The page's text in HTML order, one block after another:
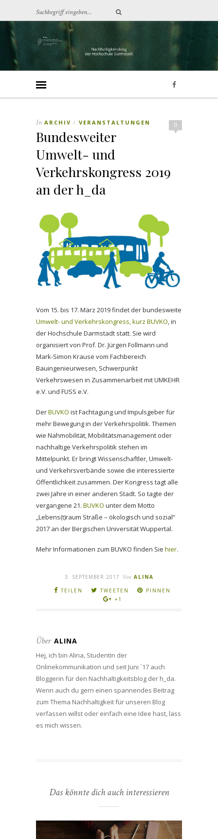
0
In ARCHIV / VERANSTALTUNGEN
Bundesweiter
Umwelt- und
Verkehrskongress 2019
an der h_da
Vom 15. bis 17. März 2019 findet der bundesweite
Umwelt- und Verkehrskongress, kurz BUVKO, in
der Hochschule Darmstadt statt. Sie wird
organisiert von Prof. Dr. Jürgen Follmann und
Mark-Simon Krause vom Fachbereich
Bauingenieurwesen, Schwerpunkt
Verkehrswesen in Zusammenarbeit mit UMKEHR
e.V. und FUSS e.V.
DerBUVKO ist Fachtagung und Impulsgeber für
mehr Bewegung in der Verkehrspolitik. Themen
wie Nahmobilität, Mobilitätsmanagement oder
nachhaltige Verkehrspolitik stehen im
Mittelpunkt. Er bringt Wissenschaftler, Umwelt-
und Verkehrsverbände sowie die interessierte
Öffentlichkeit zusammen. Der Kongress tagt alle
zwei Jahre in einer anderen Stadt. So tagte der
vergangene 21. BUVKO unter dem Motto
„Lebens(t)raum Straße – ökologisch und sozial“
2017 an der Bergischen Universität Wuppertal.
Mehr Informationen zum BUVKO finden Sie hier.
3. SEPTEMBER 2017 Von ALINA
TEILEN
TWEETEN
PINNEN
+1
Über ALINA
Hej, ich bin Alina, Studentin der
Onlinekommunikation und seit Juni ´17 auch
Bloggerin für den Nachhaltigkeitsblog der h_da.
Wenn auch du gern einen spannendes Beitrag
zum Thema Nachhaltigkeit für unseren Blog
verfassen willst oder einfach eine Idee hast, lass
es mich wissen.
Das könnte dich auch interessieren